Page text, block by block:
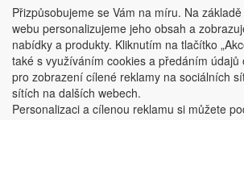
Copyright © ABRA Software
Přizpůsobujeme se Vám na míru. Na
webu personalizujeme jeho obsah a
nabídky a produkty. Kliknutím na tlačítko
také s využíváním cookies a předáním údajů
pro zobrazení cílené reklamy na sociálních
sítích na dalších webech.
Personalizaci a cílenou reklamu si můžete